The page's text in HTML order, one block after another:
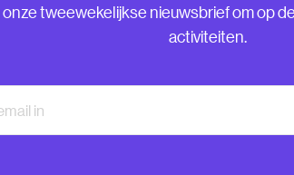
tweewekelijkse nieuwsbrief om op
activiteiten.